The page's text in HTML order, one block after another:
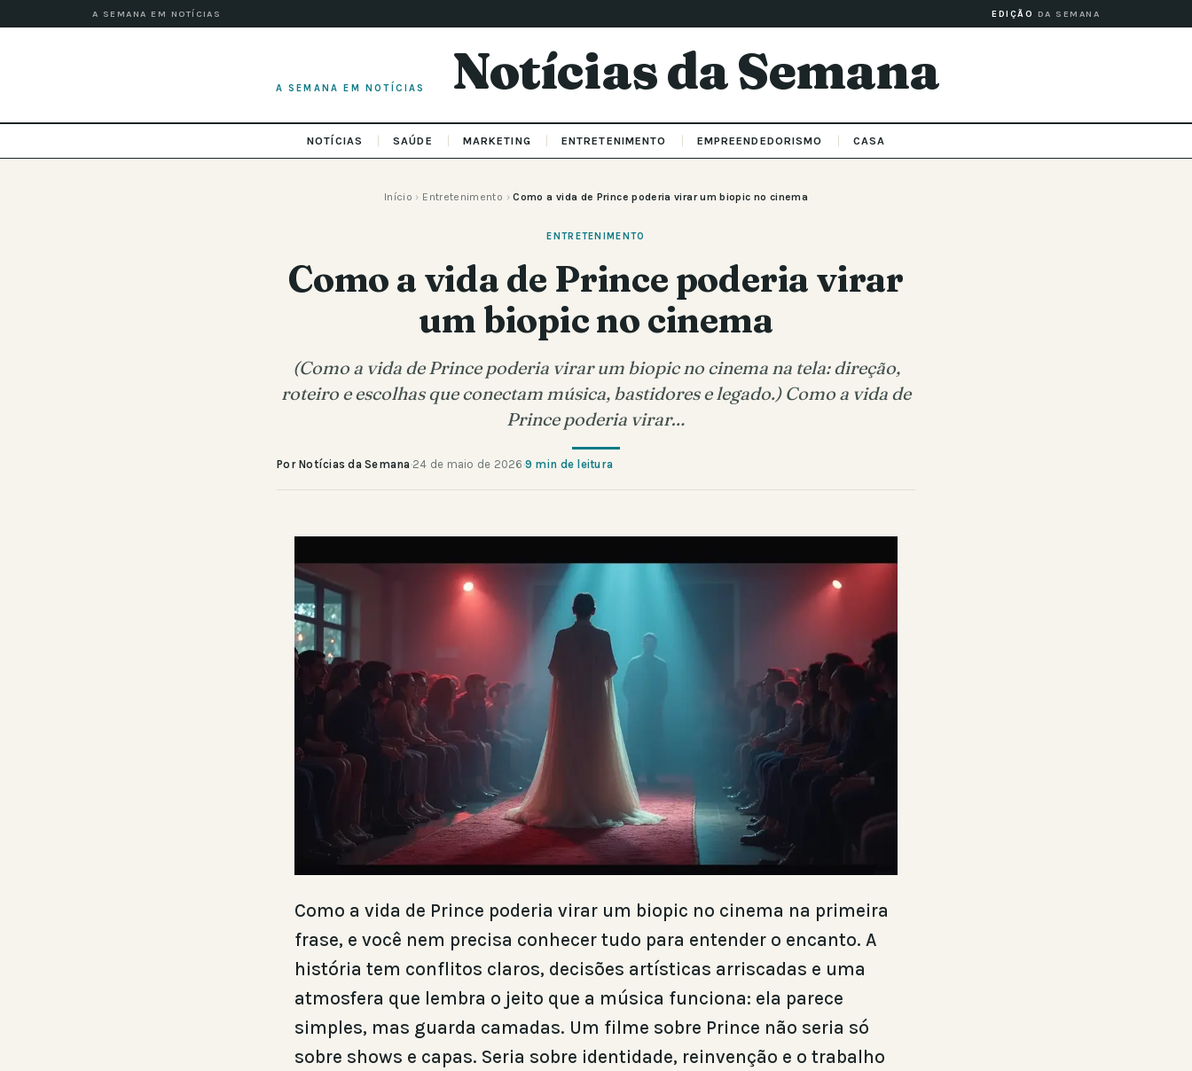
A SEMANA EM NOTÍCIAS EDIÇÃO DA SEMANA
A SEMANA EM NOTÍCIAS Notícias da Semana
NOTÍCIAS SAÚDE MARKETING ENTRETENIMENTO EMPREENDEDORISMO CASA
Início › Entretenimento › Como a vida de Prince poderia virar um biopic no cinema
ENTRETENIMENTO
Como a vida de Prince poderia virar
um biopic no cinema
(Como a vida de Prince poderia virar um biopic no cinema na tela: direção,
roteiro e escolhas que conectam música, bastidores e legado.) Como a vida de
Prince poderia virar…
Por Notícias da Semana ·24 de maio de 2026 ·9 min de leitura
Como a vida de Prince poderia virar um biopic no cinema na primeira
frase, e você nem precisa conhecer tudo para entender o encanto. A
história tem conflitos claros, decisões artísticas arriscadas e uma
atmosfera que lembra o jeito que a música funciona: ela parece
simples, mas guarda camadas. Um filme sobre Prince não seria só
sobre shows e capas. Seria sobre identidade, reinvenção e o trabalho